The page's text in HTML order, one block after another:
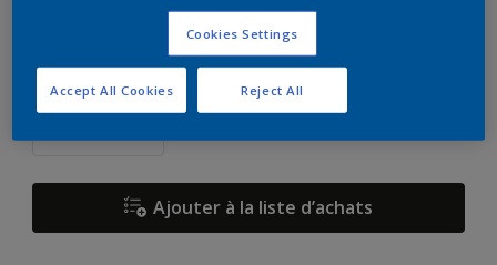
5 L
Quantité
Ajouter à la liste d’achats
Cookies Settings
Reject All
Accept All Cookies